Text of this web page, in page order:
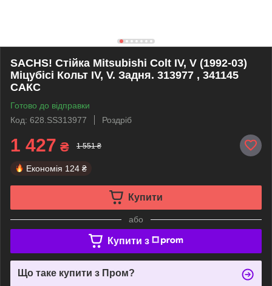
SACHS! Стійка Mitsubishi Colt IV, V (1992-03)
Міцубісі Кольт IV, V. Задня. 313977 , 341145
САКС
Готово до відправки
Код: 628.SS313977
Роздріб
1 427 ₴ 1 551 ₴
Економія 124 ₴
Купити
або
Купити з
Що таке купити з Пром?